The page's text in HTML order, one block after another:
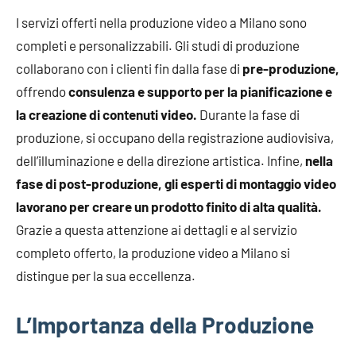
I servizi offerti nella produzione video a Milano sono
completi e personalizzabili. Gli studi di produzione
collaborano con i clienti fin dalla fase di pre-produzione,
offrendoconsulenza e supporto per la pianificazione e
la creazione di contenuti video. Durante la fase di
produzione, si occupano della registrazione audiovisiva,
dell’illuminazione e della direzione artistica. Infine, nella
fase di post-produzione, gli esperti di montaggio video
lavorano per creare un prodotto finito di alta qualità.
Grazie a questa attenzione ai dettagli e al servizio
completo offerto, la produzione video a Milano si
distingue per la sua eccellenza.
L’Importanza della Produzione